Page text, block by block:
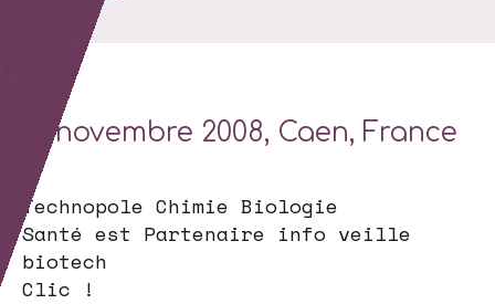
21 novembre 2008, Caen, France
Technopole Chimie Biologie
Santé est Partenaire info veille
biotech
Clic !